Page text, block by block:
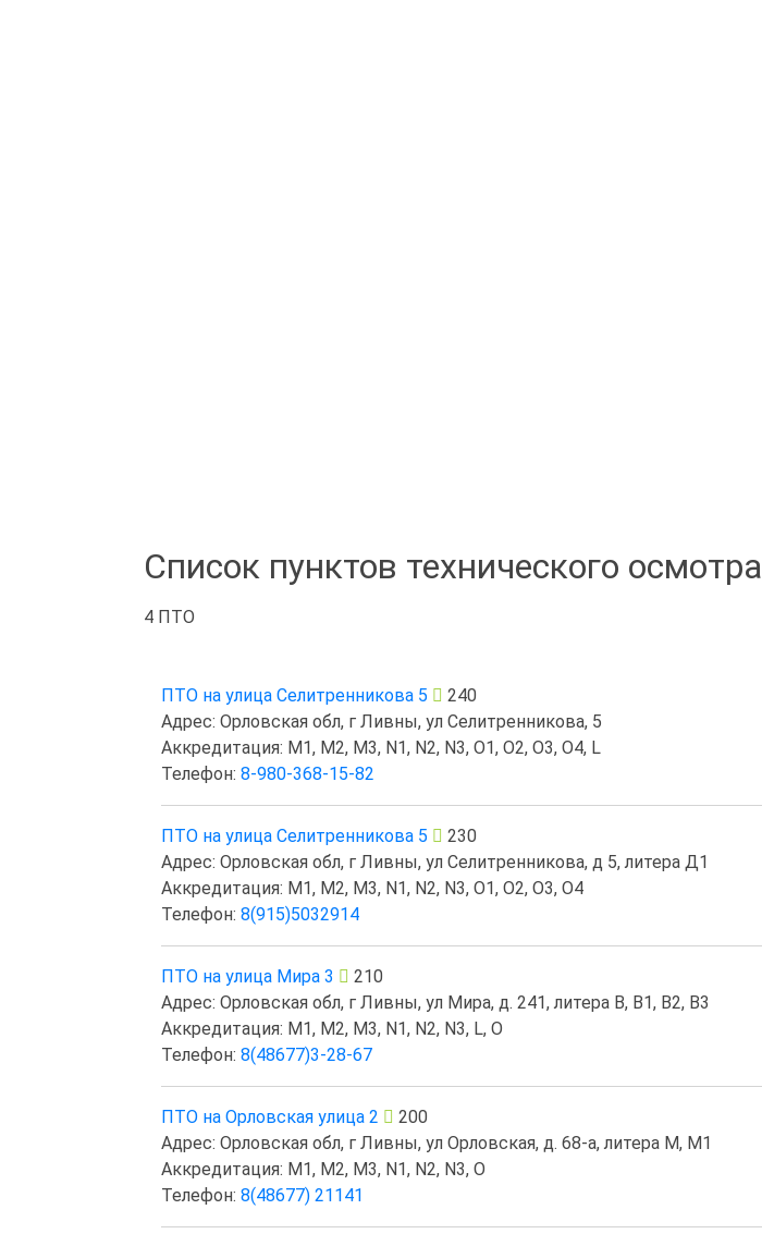
Список пунктов технического осмотра
4 ПТО
ПТО на улица Селитренникова 5
240
Адрес: Орловская обл, г Ливны, ул Селитренникова, 5
Аккредитация: M1, M2, M3, N1, N2, N3, O1, O2, O3, O4, L
Телефон: 8-980-368-15-82
ПТО на улица Селитренникова 5
230
Адрес: Орловская обл, г Ливны, ул Селитренникова, д 5, литера Д1
Аккредитация: M1, M2, M3, N1, N2, N3, O1, O2, O3, O4
Телефон: 8(915)5032914
ПТО на улица Мира 3
210
Адрес: Орловская обл, г Ливны, ул Мира, д. 241, литера В, В1, В2, В3
Аккредитация: M1, M2, M3, N1, N2, N3, L, O
Телефон: 8(48677)3-28-67
ПТО на Орловская улица 2
200
Адрес: Орловская обл, г Ливны, ул Орловская, д. 68-a, литера М, М1
Аккредитация: M1, M2, M3, N1, N2, N3, O
Телефон: 8(48677) 21141